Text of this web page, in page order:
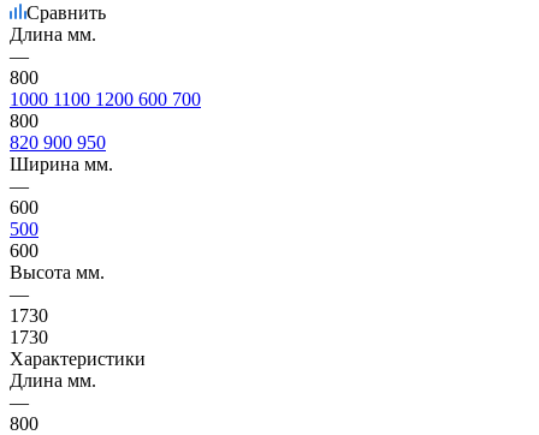
Сравнить
Длина мм.
—
800
1000 1100 1200 600 700
800
820 900 950
Ширина мм.
—
600
500
600
Высота мм.
—
1730
1730
Характеристики
Длина мм.
—
800